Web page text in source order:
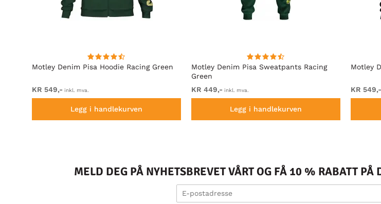
Motley Denim Pisa Hoodie Racing Green
KR 549,- inkl. mva.
Legg i handlekurven
Motley Denim Pisa Sweatpants Racing
Green
KR 449,- inkl. mva.
Legg i handlekurven
Motley
KR 549,-
MELD DEG PÅ NYHETSBREVET VÅRT OG FÅ 10 % RABATT